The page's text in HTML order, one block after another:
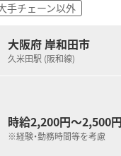
手チェーン以外
大阪府 岸和田市
久米田駅 (阪和線)
時給2,200円～2,500円
※経験・勤務時間等を考慮